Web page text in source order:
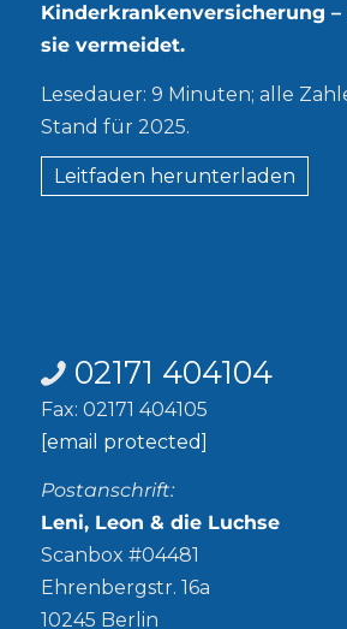
Kinderkrankenversicherung
sie vermeidet.
Lesedauer: 9 Minuten; alle
Stand für 2025.
Leitfaden herunterladen
02171 404104
Fax: 02171 404105
[email protected]
Postanschrift:
Leni, Leon & die Luchse
Scanbox #04481
Ehrenbergstr. 16a
10245 Berlin